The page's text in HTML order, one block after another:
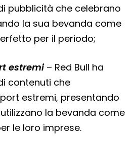
pubblicità che celebrano
la sua bevanda come
per il periodo;
estremi – Red Bull ha
contenuti che
estremi, presentando
la bevanda come
le loro imprese.